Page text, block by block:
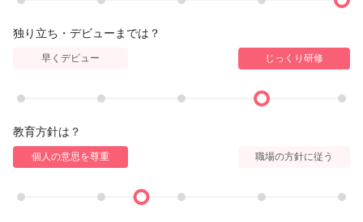
独り立ち・デビューまでは？
早くデビュー じっくり研修
教育方針は？
個人の意思を尊重 職場の方針に従う